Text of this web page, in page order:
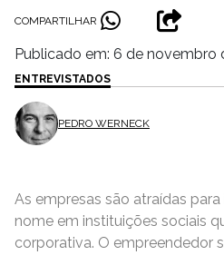
COMPARTILHAR
Publicado em: 6 de novembro
ENTREVISTADOS
PEDRO WERNECK
As empresas são atraídas
nome em instituições sociais
corporativa. O empreendedor